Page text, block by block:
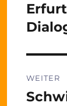
WEITER